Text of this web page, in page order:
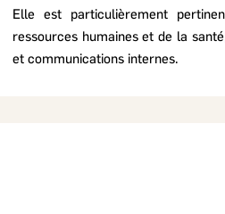
Elle est particulièrement
ressources humaines et de la
et communications internes.